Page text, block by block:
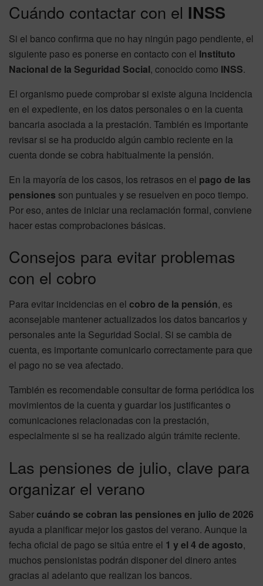
Cuándo contactar con el INSS
Si el banco confirma que no hay ningún pago pendiente, el
siguiente paso es ponerse en contacto con el Instituto
Nacional de la Seguridad Social, conocido como INSS.
El organismo puede comprobar si existe alguna incidencia
en el expediente, en los datos personales o en la cuenta
bancaria asociada a la prestación. También es importante
revisar si se ha producido algún cambio reciente en la
cuenta donde se cobra habitualmente la pensión.
En la mayoría de los casos, los retrasos en el pago de las
pensiones son puntuales y se resuelven en poco tiempo.
Por eso, antes de iniciar una reclamación formal, conviene
hacer estas comprobaciones básicas.
Consejos para evitar problemas
con el cobro
Para evitar incidencias en el cobro de la pensión, es
aconsejable mantener actualizados los datos bancarios y
personales ante la Seguridad Social. Si se cambia de
cuenta, es importante comunicarlo correctamente para que
el pago no se vea afectado.
También es recomendable consultar de forma periódica los
movimientos de la cuenta y guardar los justificantes o
comunicaciones relacionadas con la prestación,
especialmente si se ha realizado algún trámite reciente.
Las pensiones de julio, clave para
organizar el verano
Sabercuándo se cobran las pensiones en julio de 2026
ayuda a planificar mejor los gastos del verano. Aunque la
fecha oficial de pago se sitúa entre el 1 y el 4 de agosto,
muchos pensionistas podrán disponer del dinero antes
gracias al adelanto que realizan los bancos.